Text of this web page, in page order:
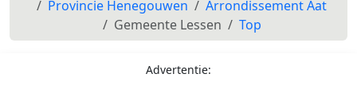
Provincie Henegouwen
Arrondissement Aat
Gemeente Lessen
Top
Advertentie: